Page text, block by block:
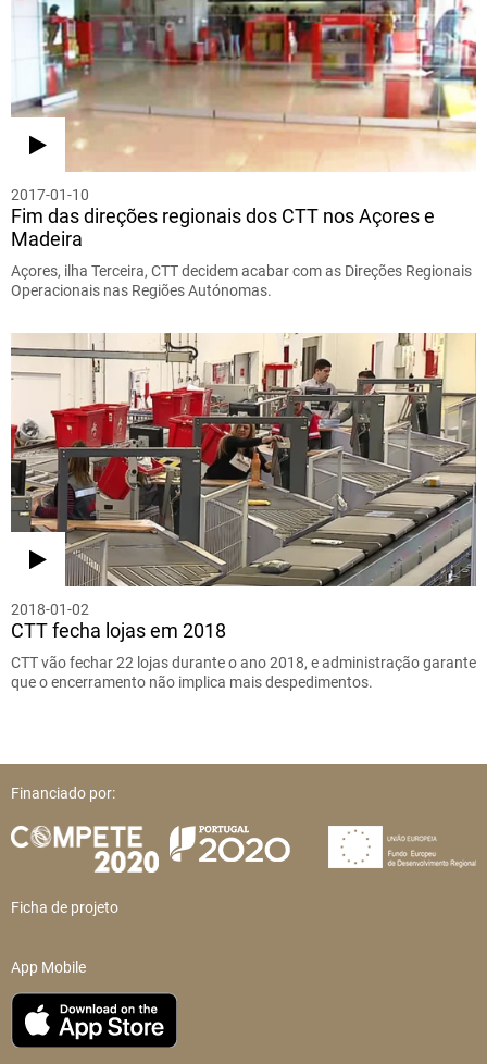
2017-01-10
Fim das direções regionais dos CTT nos Açores e
Madeira
Açores, ilha Terceira, CTT decidem acabar com as Direções Regionais
Operacionais nas Regiões Autónomas.
2018-01-02
CTT fecha lojas em 2018
CTT vão fechar 22 lojas durante o ano 2018, e administração garante
que o encerramento não implica mais despedimentos.
Financiado por:
Ficha de projeto
App Mobile